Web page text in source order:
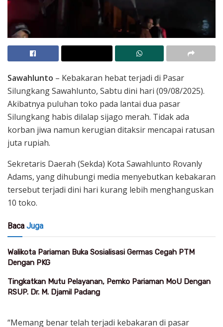
Sawahlunto – Kebakaran hebat terjadi di Pasar
Silungkang Sawahlunto, Sabtu dini hari (09/08/2025).
Akibatnya puluhan toko pada lantai dua pasar
Silungkang habis dilalap sijago merah. Tidak ada
korban jiwa namun kerugian ditaksir mencapai ratusan
juta rupiah.
Sekretaris Daerah (Sekda) Kota Sawahlunto Rovanly
Adams, yang dihubungi media menyebutkan kebakaran
tersebut terjadi dini hari kurang lebih menghanguskan
10 toko.
Baca Juga
Walikota Pariaman Buka Sosialisasi Germas Cegah PTM
Dengan PKG
Tingkatkan Mutu Pelayanan, Pemko Pariaman MoU Dengan
RSUP. Dr. M. Djamil Padang
“Memang benar telah terjadi kebakaran di pasar